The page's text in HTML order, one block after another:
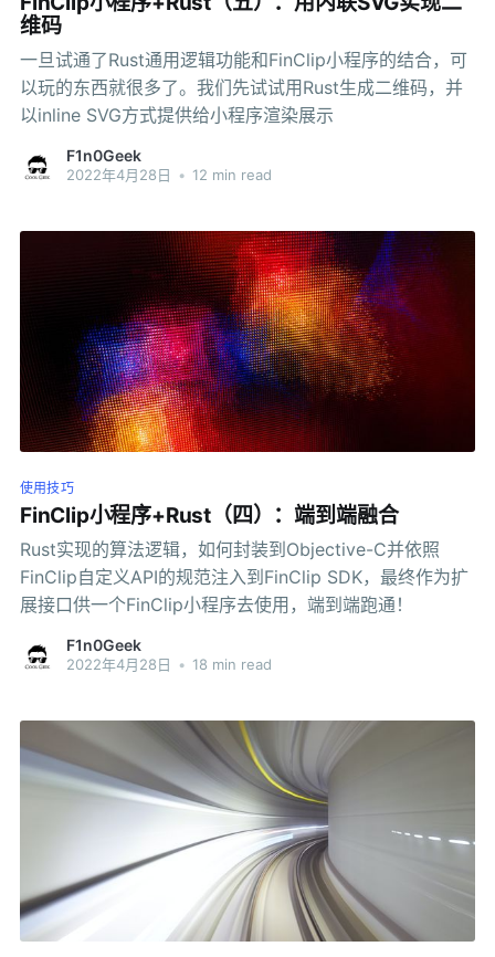
维码
一旦试通了Rust通用逻辑功能和FinClip小程序的结合，可
以玩的东西就很多了。我们先试试用Rust生成二维码，并
以inline SVG方式提供给小程序渲染展示
F1n0Geek
2022年4月28日 • 12 min read
使用技巧
FinClip小程序+Rust（四）：端到端融合
Rust实现的算法逻辑，如何封装到Objective-C并依照
FinClip自定义API的规范注入到FinClip SDK，最终作为扩
展接口供一个FinClip小程序去使用，端到端跑通！
F1n0Geek
2022年4月28日 • 18 min read